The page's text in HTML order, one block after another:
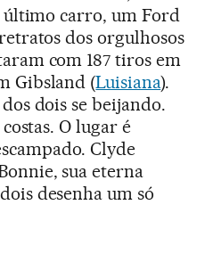
último carro, um Ford
dos orgulhosos
com 187 tiros em
Gibsland (Luisiana).
dois se beijando.
O lugar é
Clyde
sua eterna
desenha um só